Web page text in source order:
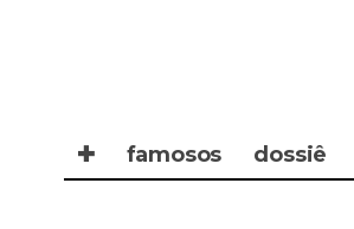
✚ famosos dossiê